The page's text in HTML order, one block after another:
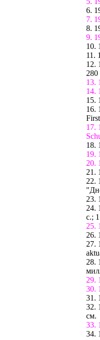
6.
7.
8.
9.
10.
11.
12.
280
13.
14.
15.
16.
17.
18.
19.
20.
21.
22.
23.
24.
с.;
25.
26.
27.
28.
29.
30.
31.
32.
см.
33.
34.